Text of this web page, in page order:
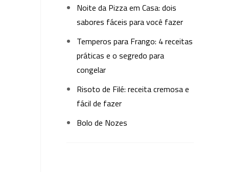
Noite da Pizza em Casa: dois
sabores fáceis para você fazer
Temperos para Frango: 4 receitas
práticas e o segredo para
congelar
Risoto de Filé: receita cremosa e
fácil de fazer
Bolo de Nozes